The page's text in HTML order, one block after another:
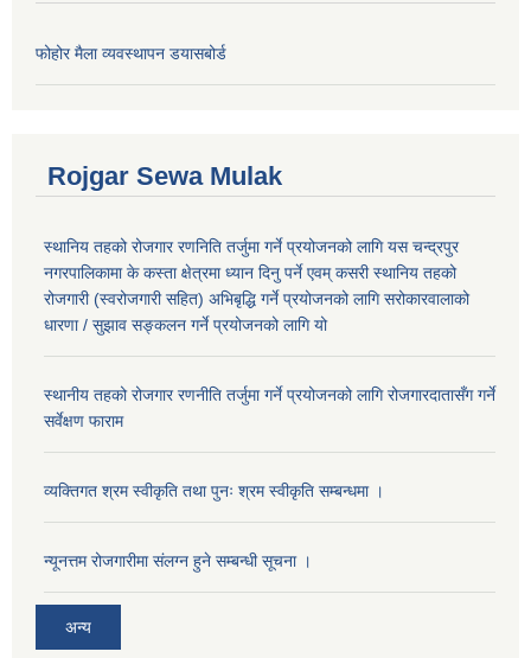
फोहोर मैला व्यवस्थापन डयासबोर्ड
Rojgar Sewa Mulak
स्थानिय तहको रोजगार रणनिति तर्जुमा गर्ने प्रयोजनको लागि यस चन्द्रपुर
नगरपालिकामा के कस्ता क्षेत्रमा ध्यान दिनु पर्ने एवम् कसरी स्थानिय तहको
रोजगारी (स्वरोजगारी सहित) अभिबृद्धि गर्ने प्रयोजनको लागि सरोकारवालाको
धारणा / सुझाव सङ्कलन गर्ने प्रयोजनको लागि यो
स्थानीय तहको रोजगार रणनीति तर्जुमा गर्ने प्रयोजनको लागि रोजगारदातासँग गर्ने
सर्वेक्षण फाराम
व्यक्तिगत श्रम स्वीकृति तथा पुनः श्रम स्वीकृति सम्बन्धमा ।
न्यूनत्तम रोजगारीमा संलग्न हुने सम्बन्धी सूचना ।
अन्य